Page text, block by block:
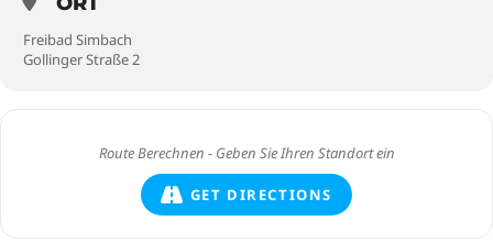
Freibad Simbach
Gollinger Straße 2
GET DIRECTIONS